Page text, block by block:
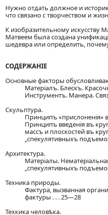
Нужно отдать должное и
что связано с творчеством и
К изобразительному искусству
Матвеем была создана
шедевра или определить,
СОДЕРЖАНІЕ
Основные факторы
Матеріалъ. Блескъ.
Инструментъ. Манера.
Скульптура.
Принципъ «прислоненія»
Принципъ введенія въ
массъ и плоскостей въ
„спекулятивныхъ
Архитектура.
Матеріалы.
„спекулятивныхъ
Техника природы.
Фактура, вызванная
фактуры . . . 25—28
Техкика человѣка.